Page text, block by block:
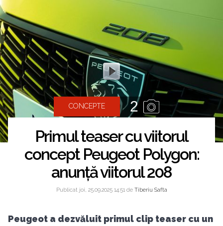
CONCEPTE 2
Primul teaser cu viitorul
concept Peugeot Polygon:
anunță viitorul 208
Publicat joi, 25.09.2025 14:51 de Tiberiu Safta
Peugeot a dezvăluit primul clip teaser cu un